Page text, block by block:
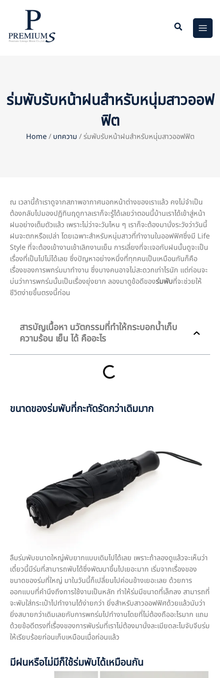
ร่มพับรับหน้าฝนสำหรับหนุ่มสาวออฟ
ฟิต
Home/ บทความ / ร่มพับรับหน้าฝนสำหรับหนุ่มสาวออฟฟิต
ณ เวลานี้ถ้าเราดูจากสภาพอากาศนอกหน้าต่างของเราแล้ว คงไม่จำเป็น
ต้องกลับไปมองปฏิทินฤดูกาลเราก็จะรู้ได้เลยว่าตอนนี้บ้านเราได้เข้าสู่หน้า
ฝนอย่างเต็มตัวแล้ว เพราะไม่ว่าจะวันไหน ๆ เราก็จะต้องมานั่งระวังว่าวันนี้
ฝนจะตกหรือเปล่า โดยเฉพาะสำหรับหนุ่มสาวที่ทำงานในออฟฟิศซึ่งมี Life
Style ที่จะต้องเข้างานเช้าเลิกงานเย็น การเลี่ยงที่จะเจอกับฝนนั้นดูจะเป็น
เรื่องที่เป็นไปไม่ได้เลย ซึ่งปัญหาอย่างหนึ่งที่ทุกคนเป็นเหมือนกันก็คือ
เรื่องของการพกร่มมาทำงาน ซึ่งบางคนอาจไม่สะดวกเท่าไรนัก แต่ก่อนจะ
บ่นว่าการพกร่มนั้นเป็นเรื่องยุ่งยาก ลองมาดูข้อดีของร่มพับที่จะช่วยให้
ชีวิตง่ายขึ้นตรงนี้ก่อน
สารบัญเนื้อหา นวัตกรรมที่ทำให้กระบอกน้ำเก็บ
ความร้อน เย็น ได้ คืออะไร
ขนาดของร่มพับที่กะทัดรัดกว่าเดิมมาก
ลืมร่มพับขนาดใหญ่พับยากแบบเดิมไปได้เลย เพราะถ้าลองดูแล้วจะเห็นว่า
เดี๋ยวนี้มีร่มที่สามารถพับได้ซึ่งพัฒนาขึ้นไปเยอะมาก เริ่มจากเรื่องของ
ขนาดของร่มที่ใหญ่ มาในวันนี้ก็เปลี่ยนไปค่อนข้างเยอะเลย ด้วยการ
ออกแบบที่คำนึงถึงการใช้งานเป็นหลัก ทำให้ร่มมีขนาดที่เล็กลง สามารถที่
จะพับใส่กระเป๋าไปทำงานได้ง่ายกว่า ยิ่งสำหรับสาวออฟฟิศด้วยแล้วนับว่า
ยิ่งสบายกว่าเดิมเลยกับการพกร่มไปทำงานโดยที่ไม่ต้องถืออะไรมาก แถม
ด้วยข้อดีตรงที่เรื่องของการพับร่มที่เราไม่ต้องมานั่งละเมียดละไมจับจีบร่ม
ให้เรียบร้อยก่อนเก็บเหมือนเมื่อก่อนแล้ว
มีฝนหรือไม่มีก็ใช้ร่มพับได้เหมือนกัน